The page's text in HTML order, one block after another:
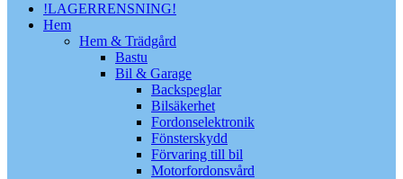
!LAGERRENSNING!
Hem
Hem & Trädgård
Bastu
Bil & Garage
Backspeglar
Bilsäkerhet
Fordonselektronik
Fönsterskydd
Förvaring till bil
Motorfordonsvård